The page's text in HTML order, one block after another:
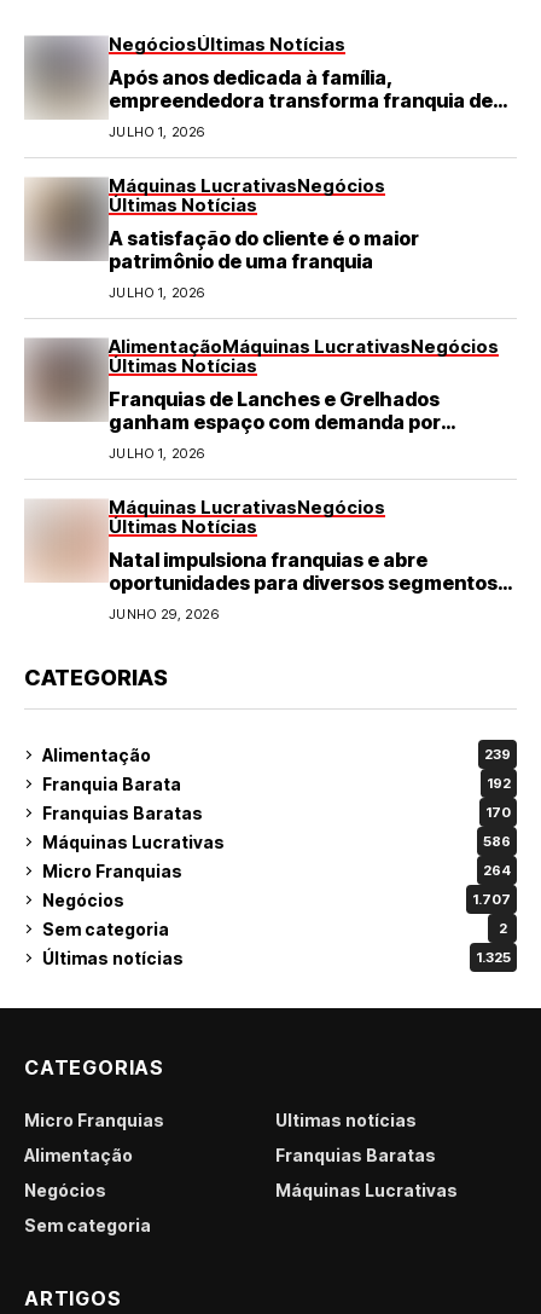
NegóciosÚltimas Notícias
Após anos dedicada à família,
empreendedora transforma franquia de
turismo em negócio de destaque no RN
JULHO 1, 2026
Máquinas LucrativasNegócios
Últimas Notícias
A satisfação do cliente é o maior
patrimônio de uma franquia
JULHO 1, 2026
AlimentaçãoMáquinas LucrativasNegócios
Últimas Notícias
Franquias de Lanches e Grelhados
ganham espaço com demanda por
refeições rápidas e de qualidade
JULHO 1, 2026
Máquinas LucrativasNegócios
Últimas Notícias
Natal impulsiona franquias e abre
oportunidades para diversos segmentos
do varejo
JUNHO 29, 2026
CATEGORIAS
Alimentação 239
Franquia Barata 192
Franquias Baratas 170
Máquinas Lucrativas 586
Micro Franquias 264
Negócios 1.707
Sem categoria 2
Últimas notícias 1.325
CATEGORIAS
Micro Franquias
Últimas notícias
Alimentação
Franquias Baratas
Negócios
Máquinas Lucrativas
Sem categoria
ARTIGOS